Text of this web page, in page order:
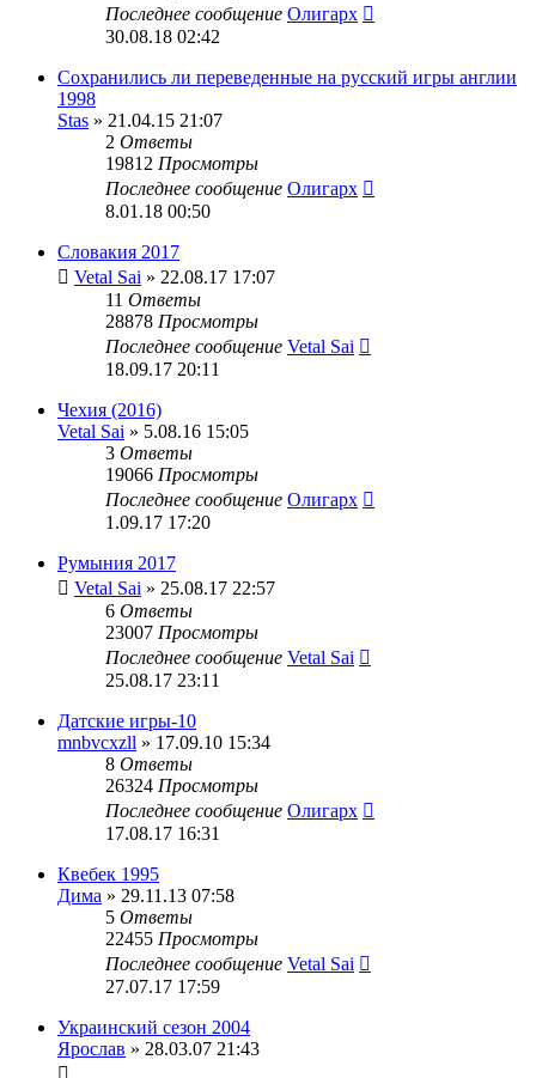
Последнее сообщение Олигарх
30.08.18 02:42
Сохранились ли переведенные на русский игры англии
1998
Stas » 21.04.15 21:07
2 Ответы
19812 Просмотры
Последнее сообщение Олигарх
8.01.18 00:50
Словакия 2017
Vetal Sai » 22.08.17 17:07
11 Ответы
28878 Просмотры
Последнее сообщение Vetal Sai
18.09.17 20:11
Чехия (2016)
Vetal Sai » 5.08.16 15:05
3 Ответы
19066 Просмотры
Последнее сообщение Олигарх
1.09.17 17:20
Румыния 2017
Vetal Sai » 25.08.17 22:57
6 Ответы
23007 Просмотры
Последнее сообщение Vetal Sai
25.08.17 23:11
Датские игры-10
mnbvcxzll » 17.09.10 15:34
8 Ответы
26324 Просмотры
Последнее сообщение Олигарх
17.08.17 16:31
Квебек 1995
Дима » 29.11.13 07:58
5 Ответы
22455 Просмотры
Последнее сообщение Vetal Sai
27.07.17 17:59
Украинский сезон 2004
Ярослав » 28.03.07 21:43